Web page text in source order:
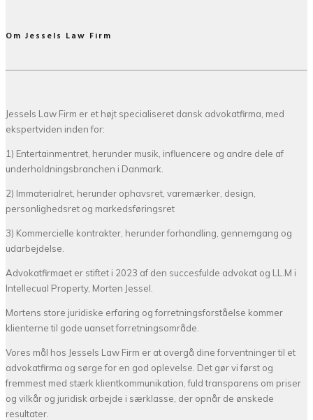
Om Jessels Law Firm
Jessels Law Firm er et højt specialiseret dansk advokatfirma, med
ekspertviden inden for:
1) Entertainmentret, herunder musik, influencere og andre dele af
underholdningsbranchen i Danmark.
2) Immaterialret, herunder ophavsret, varemærker, design,
personlighedsret og markedsføringsret
3) Kommercielle kontrakter, herunder forhandling, gennemgang og
udarbejdelse.
Advokatfirmaet er stiftet i 2023 af den succesfulde advokat og LL.M i
Intellecual Property, Morten Jessel.
Mortens store juridiske erfaring og forretningsforståelse kommer
klienterne til gode uanset forretningsområde.
Vores mål hos Jessels Law Firm er at overgå dine forventninger til et
advokatfirma og sørge for en god oplevelse. Det gør vi først og
fremmest med stærk klientkommunikation, fuld transparens om priser
og vilkår og juridisk arbejde i særklasse, der opnår de ønskede
resultater.